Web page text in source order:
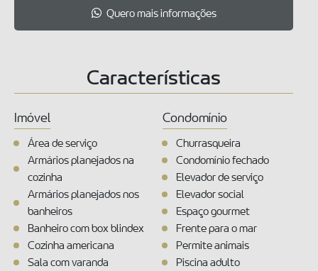
Quero mais informações
Características
Imóvel
Área de serviço
Armários planejados na
cozinha
Armários planejados nos
banheiros
Banheiro com box blindex
Cozinha americana
Sala com varanda
Condomínio
Churrasqueira
Condomínio fechado
Elevador de serviço
Elevador social
Espaço gourmet
Frente para o mar
Permite animais
Piscina adulto